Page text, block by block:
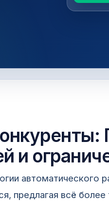
и
автоматического
предлагая всё